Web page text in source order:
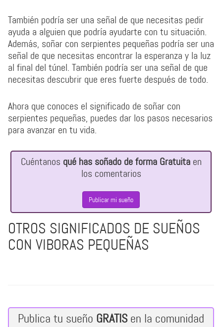
También podría ser una señal de que necesitas pedir
ayuda a alguien que podría ayudarte con tu situación.
Además, soñar con serpientes pequeñas podría ser una
señal de que necesitas encontrar la esperanza y la luz
al final del túnel. También podría ser una señal de que
necesitas descubrir que eres fuerte después de todo.
Ahora que conoces el significado de soñar con
serpientes pequeñas, puedes dar los pasos necesarios
para avanzar en tu vida.
Cuéntanos qué has soñado de forma Gratuitaen
los comentarios
Publicar mi sueño
OTROS SIGNIFICADOS DE SUEÑOS
CON VIBORAS PEQUEÑAS
Publica tu sueño GRATISen la comunidad